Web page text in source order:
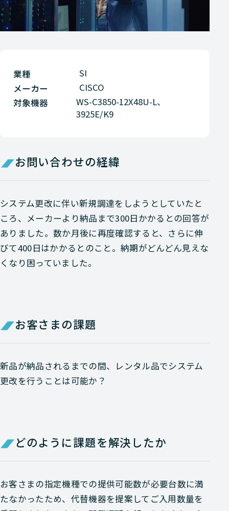
業種
SI
メーカー
CISCO
対象機器
WS-C3850-12X48U-L、
3925E/K9
お問い合わせの経緯
システム更改に伴い新規調達をしようとしていたと
ころ、メーカーより納品まで300日かかるとの回答が
ありました。数か月後に再度確認すると、さらに伸
びて400日はかかるとのこと。納期がどんどん見えな
くなり困っていました。
お客さまの課題
新品が納品されるまでの間、レンタル品でシステム
更改を行うことは可能か？
どのように課題を解決したか
お客さまの指定機種での提供可能数が必要台数に満
たなかったため、代替機器を提案してご入用数量を